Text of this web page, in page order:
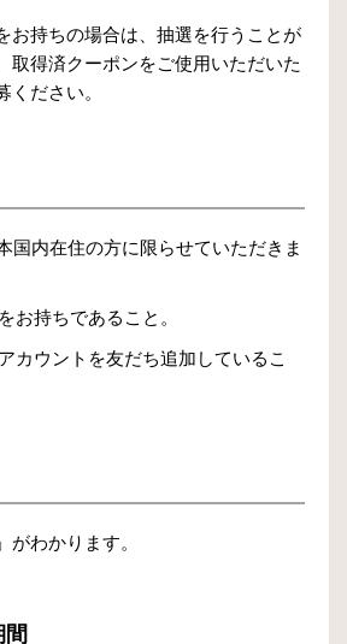
お持ちの場合は、抽選を行うことが
取得済クーポンをご使用いただいた
ください。
国内在住の方に限らせていただきま
お持ちであること。
カウントを友だち追加しているこ
がわかります。